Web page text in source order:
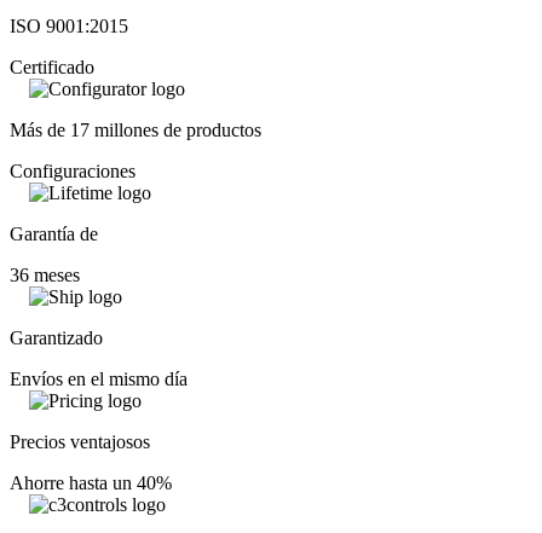
ISO 9001:2015
Certificado
Más de 17 millones de productos
Configuraciones
Garantía de
36 meses
Garantizado
Envíos en el mismo día
Precios ventajosos
Ahorre hasta un 40%